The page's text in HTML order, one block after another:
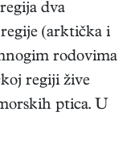
dva
(arktička i
rodovima
regiji žive
ptica. U